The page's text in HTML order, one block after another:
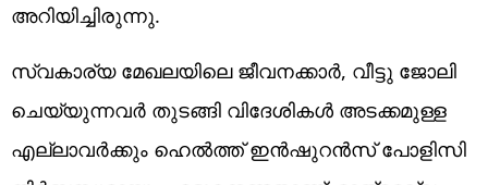
അറിയിച്ചിരുന്നു.
സ്വകാര്യ മേഖലയിലെ ജീവനക്കാർ, വീട്ടു ജോലി
ചെയ്യുന്നവർ തുടങ്ങി വിദേശികൾ അടക്കമുള്ള
എല്ലാവർക്കും ഹെൽത്ത് ഇൻഷുറൻസ് പോളിസി